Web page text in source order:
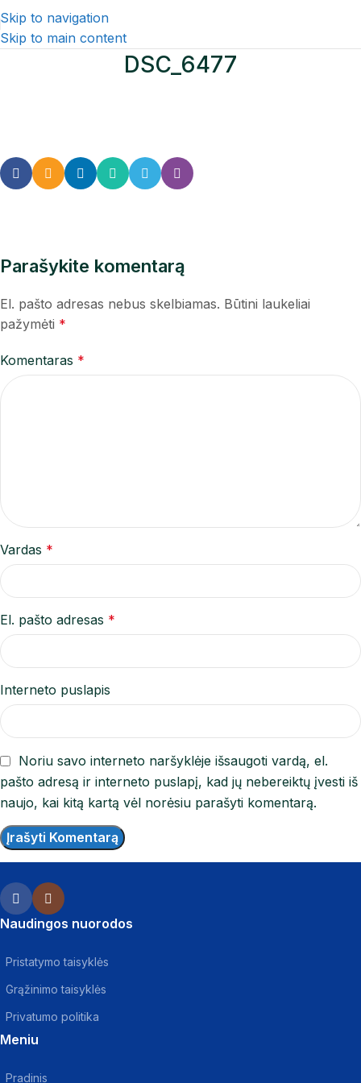
Skip to navigation
Skip to main content
DSC_6477
Parašykite komentarą
El. pašto adresas nebus skelbiamas. Būtini laukeliai
pažymėti *
Komentaras *
Vardas *
El. pašto adresas *
Interneto puslapis
Noriu savo interneto naršyklėje išsaugoti vardą, el.
pašto adresą ir interneto puslapį, kad jų nebereiktų įvesti iš
naujo, kai kitą kartą vėl norėsiu parašyti komentarą.
Naudingos nuorodos
Pristatymo taisyklės
Grąžinimo taisyklės
Privatumo politika
Meniu
Pradinis